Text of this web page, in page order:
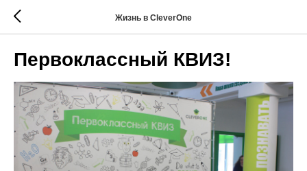
Жизнь в CleverOne
Первоклассный КВИЗ!